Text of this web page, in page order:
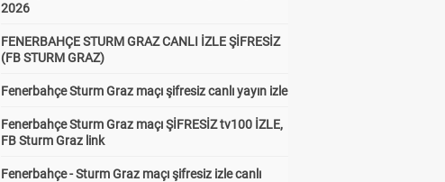
2026
FENERBAHÇE STURM GRAZ CANLI İZLE ŞİFRESİZ
(FB STURM GRAZ)
Fenerbahçe Sturm Graz maçı şifresiz canlı yayın izle
Fenerbahçe Sturm Graz maçı ŞİFRESİZ tv100 İZLE,
FB Sturm Graz link
Fenerbahçe - Sturm Graz maçı şifresiz izle canlı